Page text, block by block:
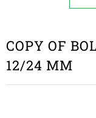
COPY OF
12/24 MM